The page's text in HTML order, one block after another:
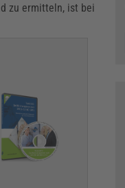
zu ermitteln, ist bei